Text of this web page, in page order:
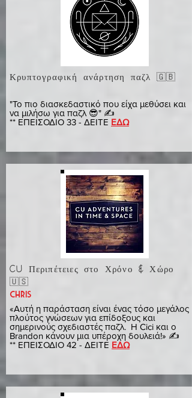
Κρυπτογραφική ανάρτηση παζλ 🇬🇧
"Το πιο διασκεδαστικό που είχα μεθύσει και
να μιλήσω για παζλ 😎" ✍️
** ΕΠΕΙΣΟΔΙΟ 33 - ΔΕΙΤΕ ΕΔΩ
CU Περιπέτειες στο Χρόνο & Χώρο
🇺🇸
chris
«Αυτή η παράσταση είναι ένας τόσο μεγάλος
πλούτος γνώσεων για επίδοξους και
σημερινούς σχεδιαστές παζλ. Η Cici και ο
Brandon κάνουν μια υπέροχη δουλειά!» ✍️
** ΕΠΕΙΣΟΔΙΟ 42 - ΔΕΙΤΕ ΕΔΩ